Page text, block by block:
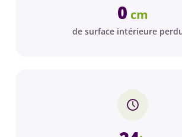
0 cm
de surface intérieure